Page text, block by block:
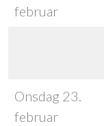
februar
Onsdag 23.
februar